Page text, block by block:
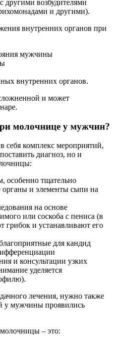
другими возбудителями
и другими).
внутренних органов при
мужчины
внутренних органов.
и может
молочнице у мужчин?
себя комплекс мероприятий,
диагноз, но и
особенно тщательно
органы и элементы сыпи на
на основе
или соскоба с пениса (в
грибок и устанавливают его
для кандид
и консультации узких
уделяется
лечения, нужно также
у мужчины проявились
– это: